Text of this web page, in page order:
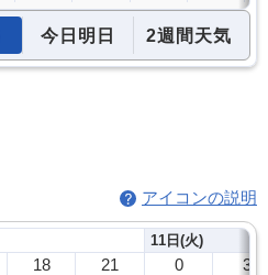
今日明日 2週間天気
アイコンの説明
18 21
11日(火)
0 3